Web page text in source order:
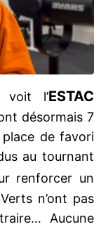
voit l’ESTAC
désormais 7
place de favori
au tournant
renforcer un
n’ont pas
Aucune